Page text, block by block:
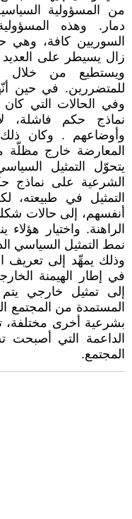
من المسؤولية
دمار. وهذه
السوريين كافة، وهي
زال يسيطر على
ويستطيع من خلال
للمتضررين. في حين
وفي الحالات التي كان
نماذج حكم فاشلة،
وأوضاعهم . وكان
المعارضة خارج مظلّة
يتحوّل التمثيل
الشرعية على نماذج
التمثيل في طبيعته،
أنفسهم، إلى حالات
الراهنة. واختيار
نمط التمثيل السياسي
وذلك يمهِّد إلى تعريف
في إطار الهيمنة
إلى تمثيل خارجي
المستمدة من المجتمع
بشرعية أخرى مختلفة،
الداعمة التي
المجتمع.